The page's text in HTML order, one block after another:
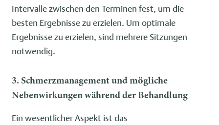
Intervalle zwischen den Terminen fest, um die
besten Ergebnisse zu erzielen. Um optimale
Ergebnisse zu erzielen, sind mehrere Sitzungen
notwendig.
3. Schmerzmanagement und mögliche
Nebenwirkungen während der Behandlung
Ein wesentlicher Aspekt ist das